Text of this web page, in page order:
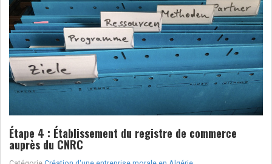
Étape 4 : Établissement du registre de commerce
auprès du CNRC